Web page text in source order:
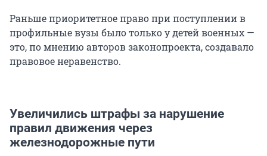
Раньше приоритетное право при поступлении в
профильные вузы было только у детей военных —
это, по мнению авторов законопроекта, создавало
правовое неравенство.
Увеличились штрафы за нарушение
правил движения через
железнодорожные пути